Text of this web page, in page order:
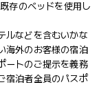
存のベッドを使用し
ルなどを含むいかな
海外のお客様の宿泊
ートのご提示を義務
宿泊者全員のパスポ